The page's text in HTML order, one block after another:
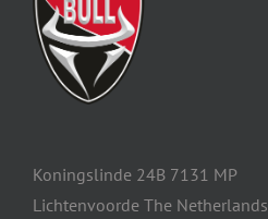
Koningslinde 24B 7131 MP
Lichtenvoorde The Netherlands